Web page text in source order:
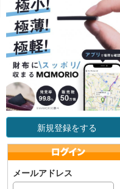
新規登録をする
メールアドレス